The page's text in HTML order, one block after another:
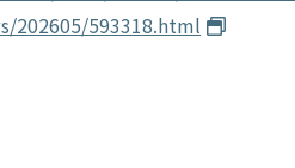
202605/593318.html